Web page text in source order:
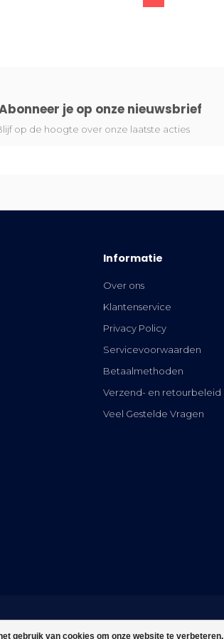
gebruik van cookies om onze website te verbeteren.
je op onze nieuwsbrief
op de hoogte over onze laatste acties
Informatie
Over ons
Klantenservice
Privacy Policy
Servicevoorwaarden
Betaalmethoden
Verzend- en retourbeleid
Veel Gestelde Vragen